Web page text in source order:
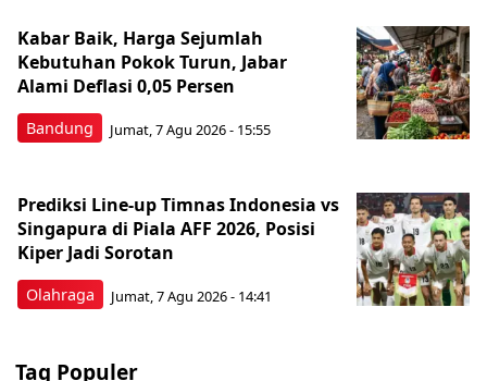
Bandung
Kabar Baik, Harga Sejumlah
Kebutuhan Pokok Turun, Jabar
Alami Deflasi 0,05 Persen
Jumat, 7 Agu 2026 - 15:55
Olahraga
Prediksi Line-up Timnas Indonesia vs
Singapura di Piala AFF 2026, Posisi
Kiper Jadi Sorotan
Jumat, 7 Agu 2026 - 14:41
Tag Populer